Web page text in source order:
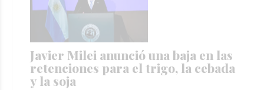
Javier Milei anunció una baja en las
retenciones para el trigo, la cebada
y la soja